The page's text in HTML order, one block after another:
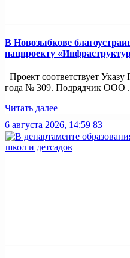
В Новозыбкове
нацпроекту
Проект соответствует
года № 309. Подрядчик ООО
Читать далее
6 августа 2026, 14:59 83